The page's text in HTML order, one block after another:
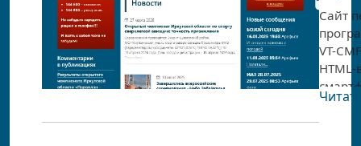
Сайт
VT-
HTML-